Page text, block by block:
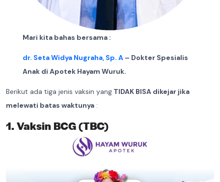
Mari kita bahas bersama :
dr. Seta Widya Nugraha, Sp. A – Dokter Spesialis
Anak di Apotek Hayam Wuruk.
Berikut ada tiga jenis vaksin yang TIDAK BISA dikejar jika
melewati batas waktunya :
1. Vaksin BCG (TBC)